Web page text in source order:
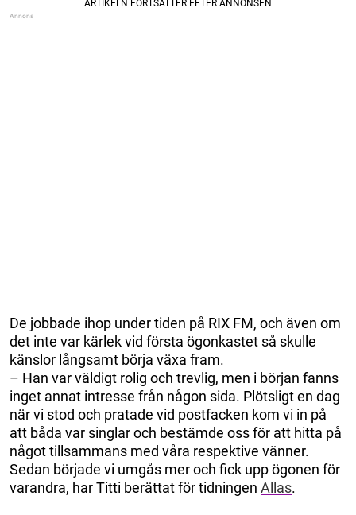
De jobbade ihop under tiden på RIX FM, och även om
det inte var kärlek vid första ögonkastet så skulle
känslor långsamt börja växa fram.
– Han var väldigt rolig och trevlig, men i början fanns
inget annat intresse från någon sida. Plötsligt en dag
när vi stod och pratade vid postfacken kom vi in på
att båda var singlar och bestämde oss för att hitta på
något tillsammans med våra respektive vänner.
Sedan började vi umgås mer och fick upp ögonen för
varandra, har Titti berättat för tidningen Allas.